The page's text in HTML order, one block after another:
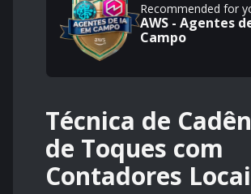
Recommended for
AWS - Agentes
Campo
Técnica de
de Toques com
Contadores